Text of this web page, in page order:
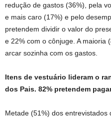
redução de gastos (36%), pela
e mais caro (17%) e pelo
pretendem dividir o valor do
e 22% com o cônjuge. A maioria
arcar sozinha com os gastos.
Itens de vestuário lideram o
dos Pais. 82% pretendem
Metade (51%) dos